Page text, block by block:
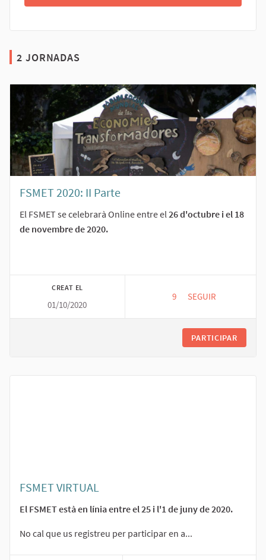
2 JORNADAS
FSMET 2020: II Parte
El FSMET se celebrarà Online entre el 26 d'octubre i el 18
de novembre de 2020.
CREAT EL
01/10/2020
9 9 SEGUIDORES
SEGUIR
PARTICIPAR
FSMET VIRTUAL
El FSMET està en línia entre el 25 i l'1 de juny de 2020.
No cal que us registreu per participar en a...